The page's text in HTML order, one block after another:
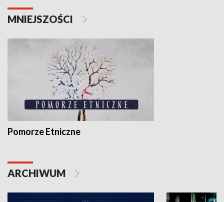
MNIEJSZOŚCI
Pomorze Etniczne
ARCHIWUM